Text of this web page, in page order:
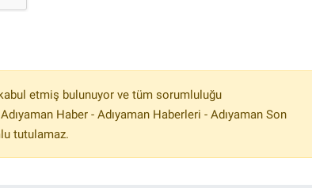
etmiş bulunuyor ve tüm sorumluluğu
Haber - Adıyaman Haberleri - Adıyaman Son
tutulamaz.